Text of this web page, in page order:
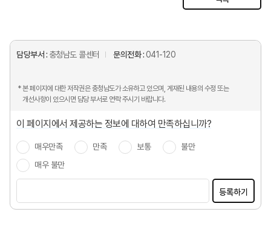
담당부서 : 충청남도 콜센터 문의전화 : 041-120
* 본 페이지에 대한 저작권은 충청남도가 소유하고 있으며, 게재된 내용의 수정 또는
개선사항이 있으시면 담당 부서로 연락 주시기 바랍니다.
이 페이지에서 제공하는 정보에 대하여 만족하십니까?
매우만족 만족 보통
불만
매우 불만
등록하기